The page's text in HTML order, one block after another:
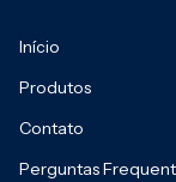
Início
Produtos
Contato
Perguntas